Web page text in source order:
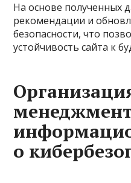
На основе полученных
рекомендации и
безопасности, что
устойчивость сайта к
о